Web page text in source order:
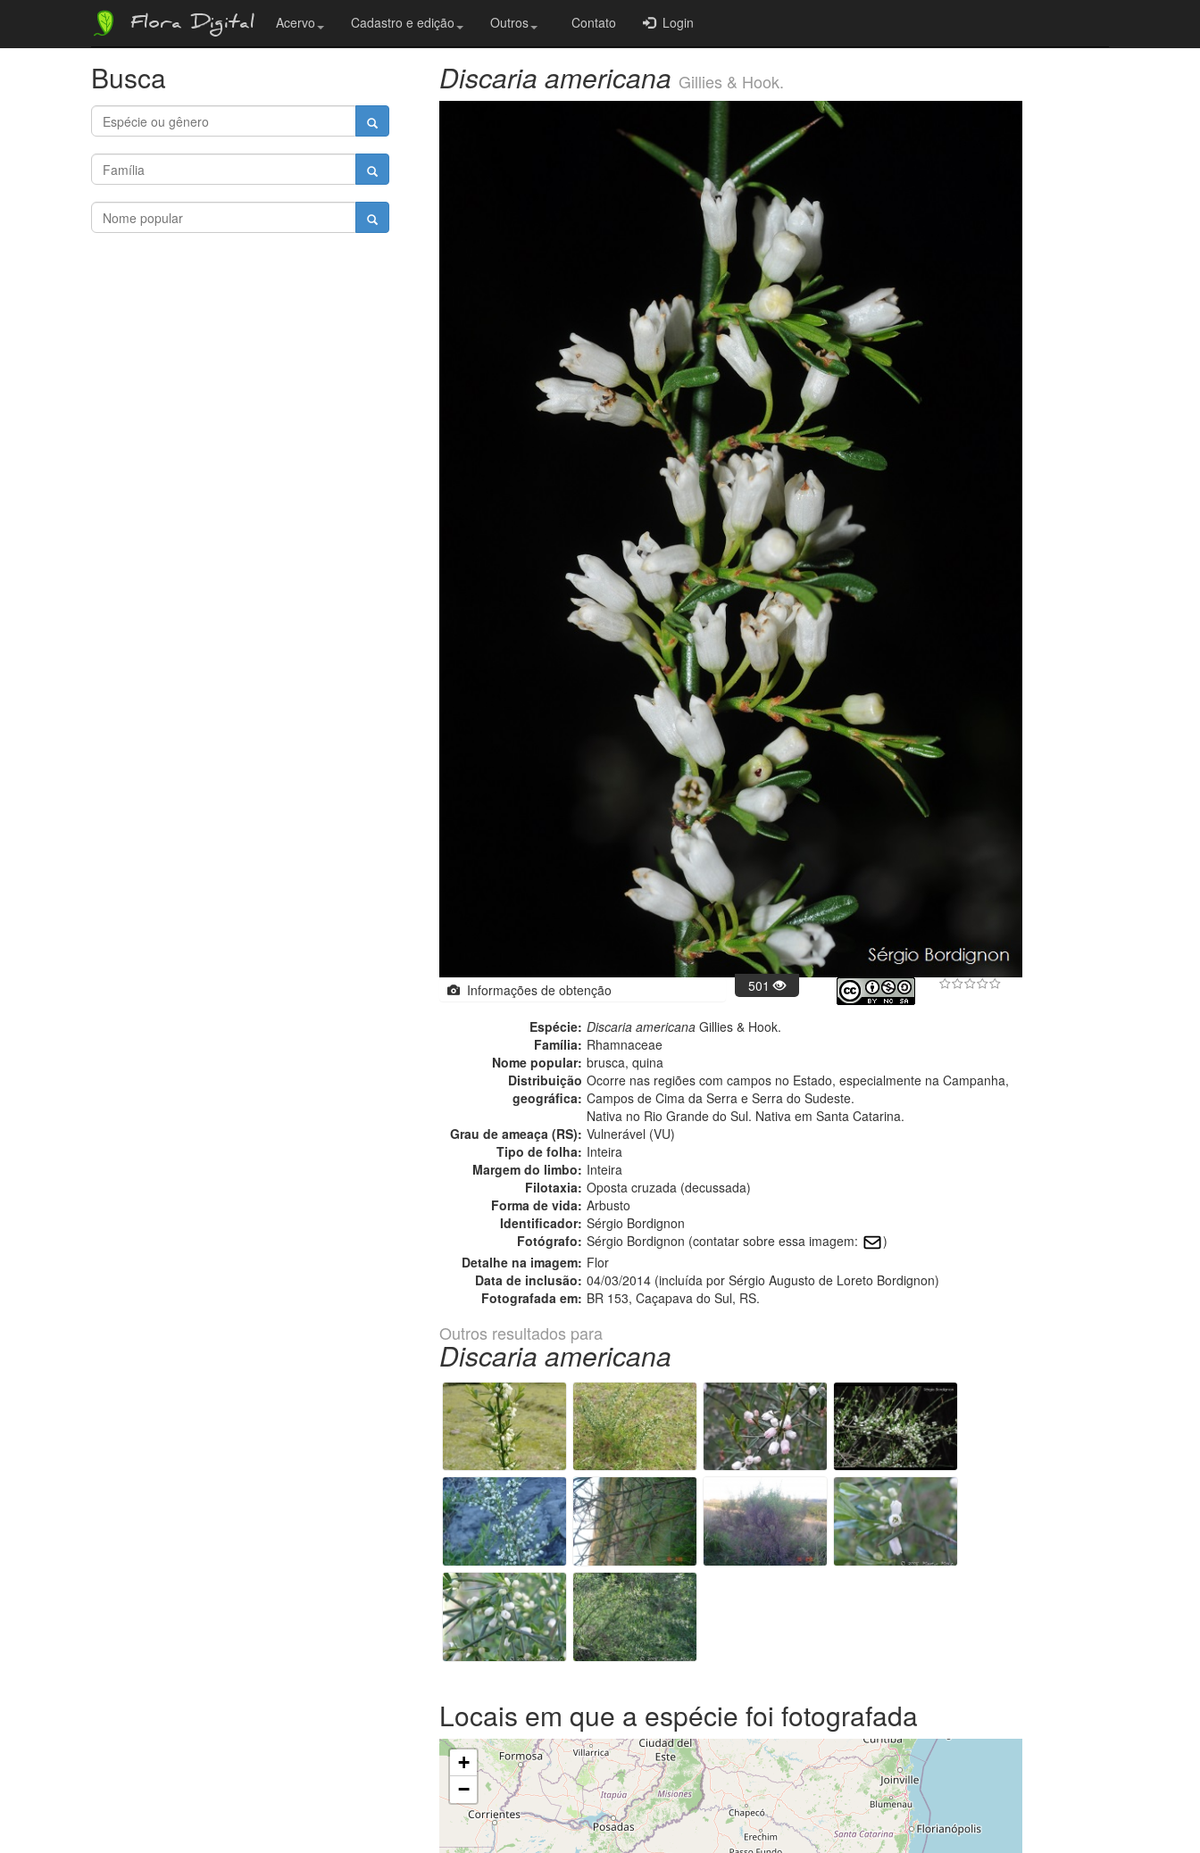
Flora Digital Acervo Cadastro e edição Outros Contato Login
Busca Discaria americana Gillies & Hook.
Informações de obtenção 501
Espécie: Discaria americana Gillies & Hook.
Família: Rhamnaceae
Nome popular: brusca, quina
Distribuição
geográfica:
Ocorre nas regiões com campos no Estado, especialmente na Campanha,
Campos de Cima da Serra e Serra do Sudeste.
Nativa no Rio Grande do Sul. Nativa em Santa Catarina.
Grau de ameaça (RS): Vulnerável (VU)
Tipo de folha: Inteira
Margem do limbo: Inteira
Filotaxia: Oposta cruzada (decussada)
Forma de vida: Arbusto
Identificador: Sérgio Bordignon
Fotógrafo: Sérgio Bordignon (contatar sobre essa imagem:
)
Detalhe na imagem: Flor
Data de inclusão: 04/03/2014 (incluída por Sérgio Augusto de Loreto Bordignon)
Fotografada em: BR 153, Caçapava do Sul, RS.
Outros resultados para
Discaria americana
Locais em que a espécie foi fotografada
+
−